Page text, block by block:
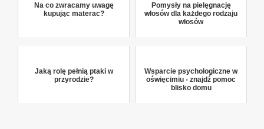
Na co zwracamy uwagę
kupując materac?
Pomysły na pielęgnację
włosów dla każdego rodzaju
włosów
Jaką rolę pełnią ptaki w
przyrodzie?
Wsparcie psychologiczne w
oświęcimiu - znajdź pomoc
blisko domu